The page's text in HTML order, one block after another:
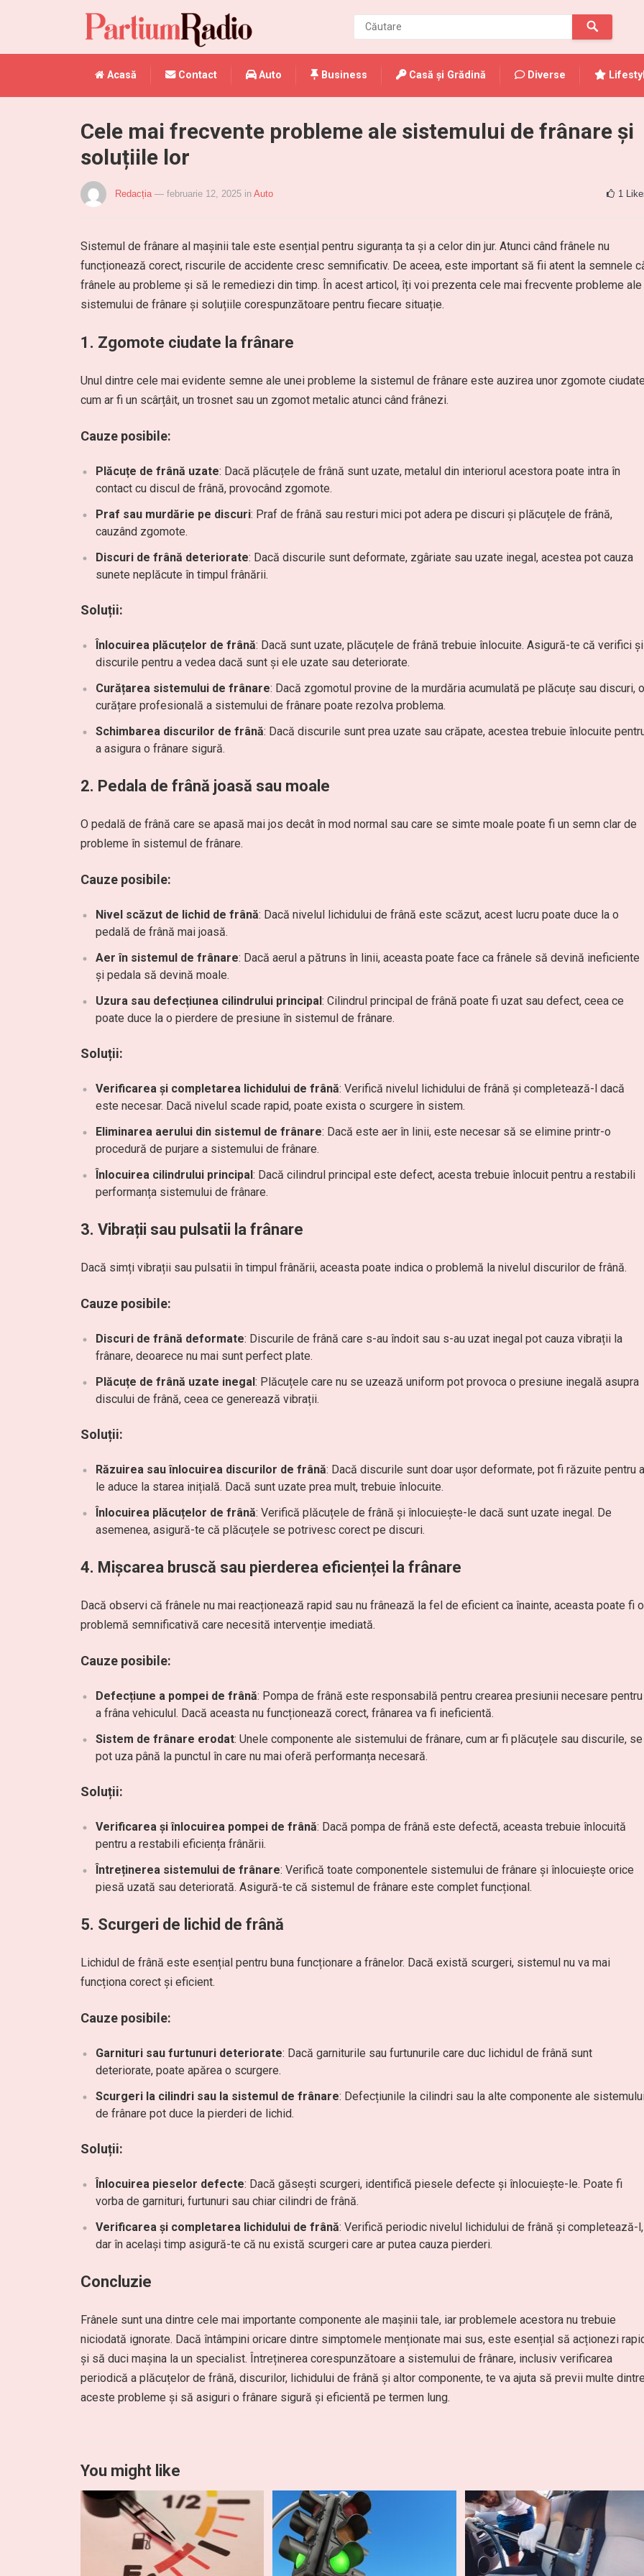
Acasă Contact Auto Business Casă și Grădină Diverse
Cele mai frecvente probleme ale sistemului de frânare și
soluțiile lor
Redacția — februarie 12, 2025 in Auto 1
Sistemul de frânare al mașinii tale este esențial pentru siguranța ta și a celor din jur. Atunci când frânele nu
funcționează corect, riscurile de accidente cresc semnificativ. De aceea, este important să fii atent la semnele
frânele au probleme și să le remediezi din timp. În acest articol, îți voi prezenta cele mai frecvente probleme ale
sistemului de frânare și soluțiile corespunzătoare pentru fiecare situație.
1. Zgomote ciudate la frânare
Unul dintre cele mai evidente semne ale unei probleme la sistemul de frânare este auzirea unor zgomote
cum ar fi un scârțâit, un trosnet sau un zgomot metalic atunci când frânezi.
Cauze posibile:
Plăcuțe de frână uzate: Dacă plăcuțele de frână sunt uzate, metalul din interiorul acestora poate intra în
contact cu discul de frână, provocând zgomote.
Praf sau murdărie pe discuri: Praf de frână sau resturi mici pot adera pe discuri și plăcuțele de frână,
cauzând zgomote.
Discuri de frână deteriorate: Dacă discurile sunt deformate, zgâriate sau uzate inegal, acestea pot cauza
sunete neplăcute în timpul frânării.
Soluții:
Înlocuirea plăcuțelor de frână: Dacă sunt uzate, plăcuțele de frână trebuie înlocuite. Asigură-te că verifici și
discurile pentru a vedea dacă sunt și ele uzate sau deteriorate.
Curățarea sistemului de frânare: Dacă zgomotul provine de la murdăria acumulată pe plăcuțe sau discuri, o
curățare profesională a sistemului de frânare poate rezolva problema.
Schimbarea discurilor de frână: Dacă discurile sunt prea uzate sau crăpate, acestea trebuie înlocuite
a asigura o frânare sigură.
2. Pedala de frână joasă sau moale
O pedală de frână care se apasă mai jos decât în mod normal sau care se simte moale poate fi un semn clar de
probleme în sistemul de frânare.
Cauze posibile:
Nivel scăzut de lichid de frână: Dacă nivelul lichidului de frână este scăzut, acest lucru poate duce la o
pedală de frână mai joasă.
Aer în sistemul de frânare: Dacă aerul a pătruns în linii, aceasta poate face ca frânele să devină ineficiente
și pedala să devină moale.
Uzura sau defecțiunea cilindrului principal: Cilindrul principal de frână poate fi uzat sau defect, ceea ce
poate duce la o pierdere de presiune în sistemul de frânare.
Soluții:
Verificarea și completarea lichidului de frână: Verifică nivelul lichidului de frână și completează-l dacă
este necesar. Dacă nivelul scade rapid, poate exista o scurgere în sistem.
Eliminarea aerului din sistemul de frânare: Dacă este aer în linii, este necesar să se elimine printr-o
procedură de purjare a sistemului de frânare.
Înlocuirea cilindrului principal: Dacă cilindrul principal este defect, acesta trebuie înlocuit pentru a restabili
performanța sistemului de frânare.
3. Vibrații sau pulsatii la frânare
Dacă simți vibrații sau pulsatii în timpul frânării, aceasta poate indica o problemă la nivelul discurilor de frână.
Cauze posibile:
Discuri de frână deformate: Discurile de frână care s-au îndoit sau s-au uzat inegal pot cauza vibrații la
frânare, deoarece nu mai sunt perfect plate.
Plăcuțe de frână uzate inegal: Plăcuțele care nu se uzează uniform pot provoca o presiune inegală asupra
discului de frână, ceea ce generează vibrații.
Soluții:
Răzuirea sau înlocuirea discurilor de frână: Dacă discurile sunt doar ușor deformate, pot fi răzuite pentru a
le aduce la starea inițială. Dacă sunt uzate prea mult, trebuie înlocuite.
Înlocuirea plăcuțelor de frână: Verifică plăcuțele de frână și înlocuiește-le dacă sunt uzate inegal. De
asemenea, asigură-te că plăcuțele se potrivesc corect pe discuri.
4. Mișcarea bruscă sau pierderea eficienței la frânare
Dacă observi că frânele nu mai reacționează rapid sau nu frânează la fel de eficient ca înainte, aceasta poate fi o
problemă semnificativă care necesită intervenție imediată.
Cauze posibile:
Defecțiune a pompei de frână: Pompa de frână este responsabilă pentru crearea presiunii necesare pentru
a frâna vehiculul. Dacă aceasta nu funcționează corect, frânarea va fi ineficientă.
Sistem de frânare erodat: Unele componente ale sistemului de frânare, cum ar fi plăcuțele sau discurile, se
pot uza până la punctul în care nu mai oferă performanța necesară.
Soluții:
Verificarea și înlocuirea pompei de frână: Dacă pompa de frână este defectă, aceasta trebuie înlocuită
pentru a restabili eficiența frânării.
Întreținerea sistemului de frânare: Verifică toate componentele sistemului de frânare și înlocuiește orice
piesă uzată sau deteriorată. Asigură-te că sistemul de frânare este complet funcțional.
5. Scurgeri de lichid de frână
Lichidul de frână este esențial pentru buna funcționare a frânelor. Dacă există scurgeri, sistemul nu va mai
funcționa corect și eficient.
Cauze posibile:
Garnituri sau furtunuri deteriorate: Dacă garniturile sau furtunurile care duc lichidul de frână sunt
deteriorate, poate apărea o scurgere.
Scurgeri la cilindri sau la sistemul de frânare: Defecțiunile la cilindri sau la alte componente ale
de frânare pot duce la pierderi de lichid.
Soluții:
Înlocuirea pieselor defecte: Dacă găsești scurgeri, identifică piesele defecte și înlocuiește-le. Poate fi
vorba de garnituri, furtunuri sau chiar cilindri de frână.
Verificarea și completarea lichidului de frână: Verifică periodic nivelul lichidului de frână și completează-l,
dar în același timp asigură-te că nu există scurgeri care ar putea cauza pierderi.
Concluzie
Frânele sunt una dintre cele mai importante componente ale mașinii tale, iar problemele acestora nu trebuie
niciodată ignorate. Dacă întâmpini oricare dintre simptomele menționate mai sus, este esențial să acționezi
și să duci mașina la un specialist. Întreținerea corespunzătoare a sistemului de frânare, inclusiv verificarea
periodică a plăcuțelor de frână, discurilor, lichidului de frână și altor componente, te va ajuta să previi multe
aceste probleme și să asiguri o frânare sigură și eficientă pe termen lung.
You might like